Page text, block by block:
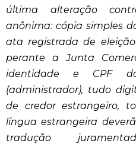
última alteração
anônima: cópia simples
ata registrada de
perante a Junta
identidade e CPF
(administrador), tudo
de credor estrangeiro,
língua estrangeira
tradução